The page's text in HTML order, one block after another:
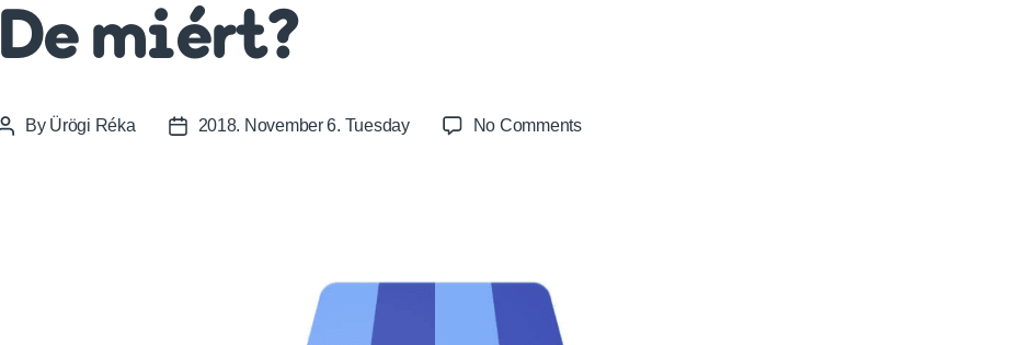
De miért?
PostBy Ürögi Réka
Post2018. November 6. Tuesday No Commentson